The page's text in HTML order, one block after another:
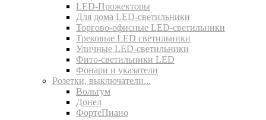
LED-Прожекторы
Для дома LED-светильники
Торгово-офисные LED-светильники
Трековые LED светильники
Уличные LED-светильники
Фито-светильники LED
Фонари и указатели
Розетки, выключатели...
Вольтум
Донел
ФортеПиано